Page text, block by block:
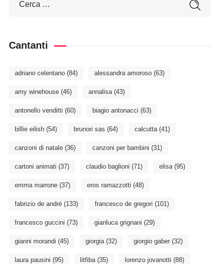
Cantanti
adriano celentano(84) alessandra amoroso(63)
amy winehouse(46) annalisa(43)
antonello venditti (60) biagio antonacci (63)
billie eilish(54) brunori sas (64) calcutta(41)
canzoni di natale(36) canzoni per bambini (31)
cartoni animati (37) claudio baglioni (71) elisa(95)
emma marrone(37) eros ramazzotti (48)
fabrizio de andré(133) francesco de gregori (101)
francesco guccini (73) gianluca grignani (29)
gianni morandi (45) giorgia(32) giorgio gaber(32)
laura pausini (95) litfiba(35) lorenzo jovanotti (88)